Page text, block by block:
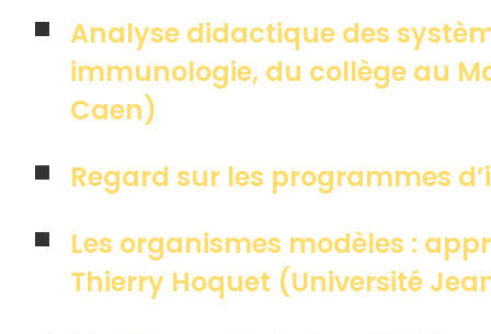
Analyse didactique des
immunologie, du collège au
Caen)
Regard sur les programmes
Les organismes modèles :
Thierry Hoquet (Université